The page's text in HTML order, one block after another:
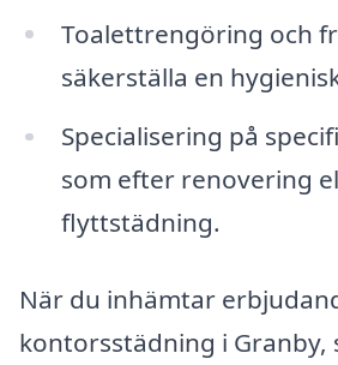
Toalettrengöring och
säkerställa en
Specialisering på
som efter renovering
flyttstädning.
När du inhämtar
kontorsstädning i Granby,